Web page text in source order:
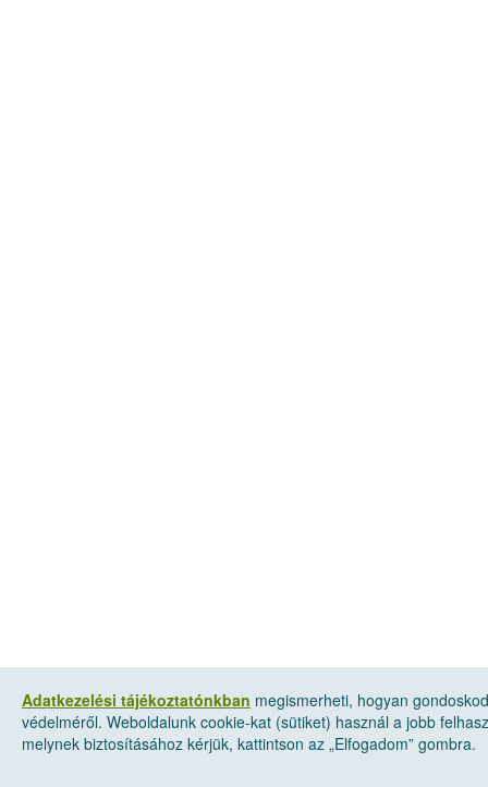
Adatkezelési tájékoztatónkban megismerheti, hogyan
védelméről. Weboldalunk cookie-kat (sütiket) használ a jobb
melynek biztosításához kérjük, kattintson az „Elfogadom” gombra.